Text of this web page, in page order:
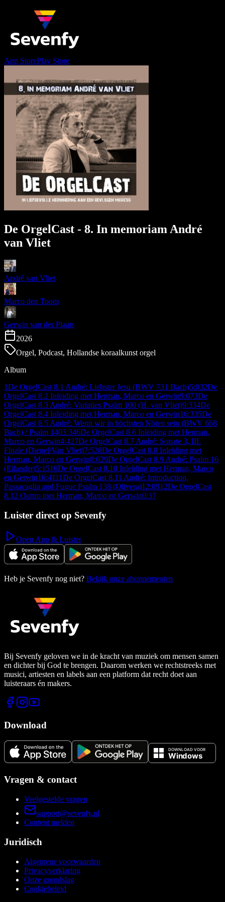
App StorePlay Store
De OrgelCast - 8. In memoriam André
van Vliet
André van Vliet
Marco den Toom
Gerwin van der Plaats
2026
Orgel, Podcast, Hollandse koraalkunst orgel
Album
1De OrgelCast 8.1 André: Liebster Jesu (BWV 731 Bach)5:032De
OrgelCast 8.2 Inleiding met Herman, Marco en Gerwin9:073De
OrgelCast 8.3 André: Variaties Psalm 100 (H. van Vliet)9:334De
OrgelCast 8.4 Inleiding met Herman, Marco en Gerwin16:335De
OrgelCast 8.5 André: Wenn wir in höchsten Nöten sein (BWV 668
Bach) / Psalm 1403:346De OrgelCast 8.6 Inleiding met Herman,
Marco en Gerwin4:427De OrgelCast 8.7 André: Sonate 3, III.
Finale (Dienel/Van Vliet)7:528De OrgelCast 8.8 Inleiding met
Herman, Marco en Gerwin8:029De OrgelCast 8.9 André: Psalm 16
(Eilander)5:1510De OrgelCast 8.10 Inleiding met Herman, Marco
en Gerwin16:4111De OrgelCast 8.11 André: Introduction,
Passacaglia and Fugue Psalm 138 (Olivera)12:0912De OrgelCast
8.12 Outtro met Herman, Marco en Gerwin0:37
Luister direct op Sevenfy
Open App & Luister
Heb je Sevenfy nog niet? Bekijk onze abonnementen
Bij Sevenfy geloven we in de kracht van muziek om mensen samen
en dichter bij God te brengen. Daarom werken we rechtstreeks met
musici, artiesten en labels aan een platform dat recht doet aan
luisteraars én makers.
Download
Vragen & contact
Veelgestelde vragen
support@sevenfy.nl
Content melden
Juridisch
Algemene voorwaarden
Privacyverklaring
Onze grondslag
Cookiebeleid